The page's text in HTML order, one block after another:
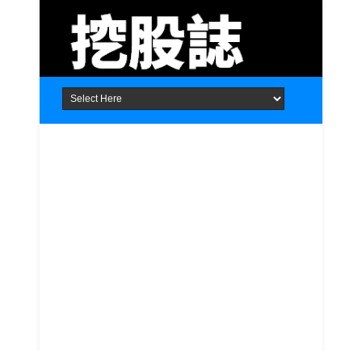
Home About Contact